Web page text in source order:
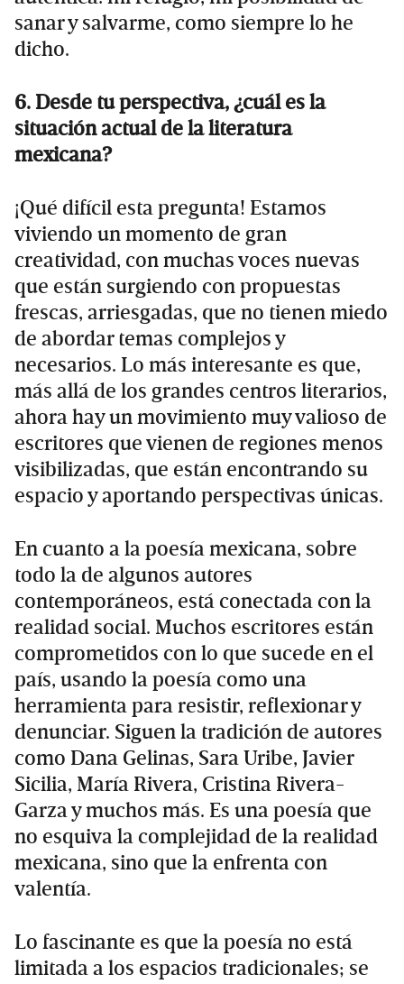
sanar y salvarme, como siempre lo he
dicho.
6. Desde tu perspectiva, ¿cuál es la
situación actual de la literatura
mexicana?
¡Qué difícil esta pregunta! Estamos
viviendo un momento de gran
creatividad, con muchas voces nuevas
que están surgiendo con propuestas
frescas, arriesgadas, que no tienen miedo
de abordar temas complejos y
necesarios. Lo más interesante es que,
más allá de los grandes centros literarios,
ahora hay un movimiento muy valioso de
escritores que vienen de regiones menos
visibilizadas, que están encontrando su
espacio y aportando perspectivas únicas.
En cuanto a la poesía mexicana, sobre
todo la de algunos autores
contemporáneos, está conectada con la
realidad social. Muchos escritores están
comprometidos con lo que sucede en el
país, usando la poesía como una
herramienta para resistir, reflexionar y
denunciar. Siguen la tradición de autores
como Dana Gelinas, Sara Uribe, Javier
Sicilia, María Rivera, Cristina Rivera-
Garza y muchos más. Es una poesía que
no esquiva la complejidad de la realidad
mexicana, sino que la enfrenta con
valentía.
Lo fascinante es que la poesía no está
limitada a los espacios tradicionales; se